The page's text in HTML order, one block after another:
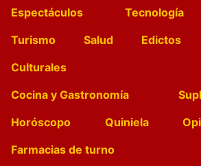
Espectáculos
Tecnología
Turismo
Salud Edictos
Culturales
Cocina y Gastronomía
Horóscopo
Quiniela
Farmacias de turno